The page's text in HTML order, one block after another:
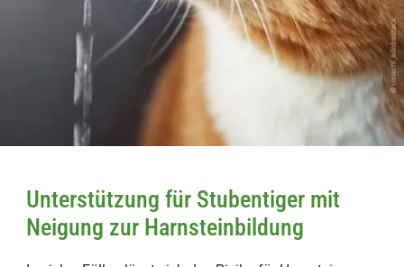
Unterstützung für Stubentiger mit
Neigung zur Harnsteinbildung